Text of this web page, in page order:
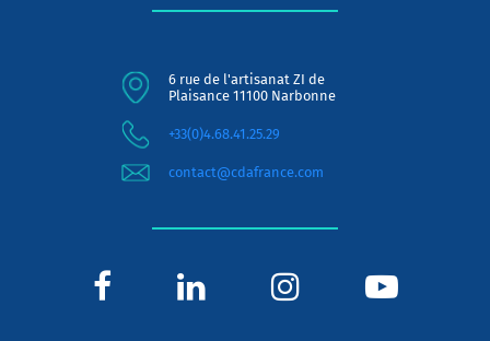
6 rue de l'artisanat ZI de
Plaisance 11100 Narbonne
+33(0)4.68.41.25.29
contact@cdafrance.com